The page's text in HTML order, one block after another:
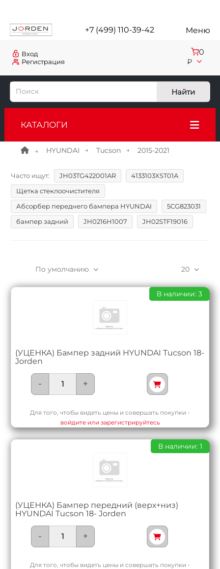
+7 (499) 110-39-42 Меню
Регистрация
Вход 0
₽
Найти
КАТАЛОГИ
HYUNDAI Tucson 2015-2021
Часто ищут: JH03TG422001AR
4133103XST01A
Щетка стеклоочистителя
Абсорбер переднего бампера HYUNDAI
5CG823031
бампер задний
JH0216H1007 JH02STF19016
20
По умолчанию
(УЦЕНКА) Бампер задний HYUNDAI Tucson 18-
Jorden
В наличии: 3
- +
Для того, чтобы видеть цены и совершать покупки -
войдите или зарегистрируйтесь
(УЦЕНКА) Бампер передний (верх+низ)
HYUNDAI Tucson 18- Jorden
В наличии: 1
- +
Для того, чтобы видеть цены и совершать покупки -